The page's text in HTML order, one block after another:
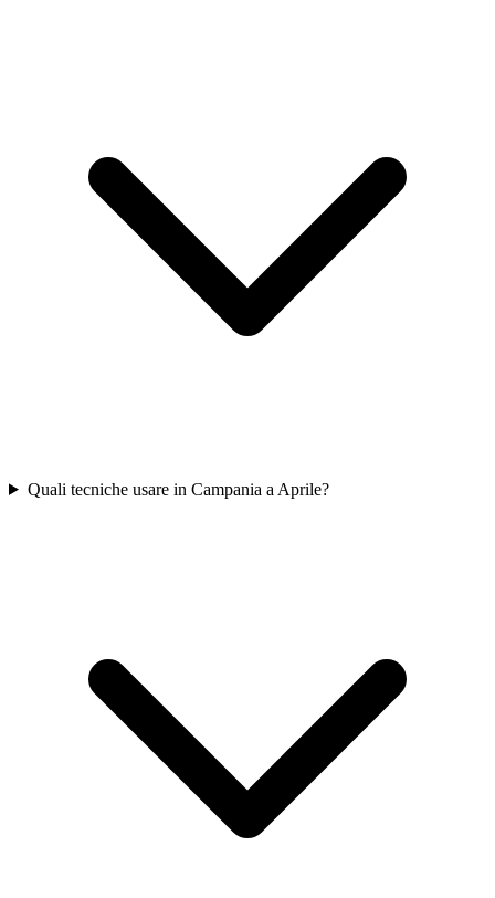
Quali tecniche usare in Campania a Aprile?